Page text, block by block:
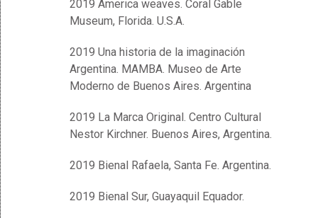
2019 America weaves. Coral Gable
Museum, Florida. U.S.A.
2019 Una historia de la imaginación
Argentina. MAMBA. Museo de Arte
Moderno de Buenos Aires. Argentina
2019 La Marca Original. Centro Cultural
Nestor Kirchner. Buenos Aires, Argentina.
2019 Bienal Rafaela, Santa Fe. Argentina.
2019 Bienal Sur, Guayaquil Equador.